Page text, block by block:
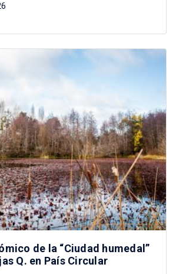
de la “Ciudad humedal”
Q. en País Circular